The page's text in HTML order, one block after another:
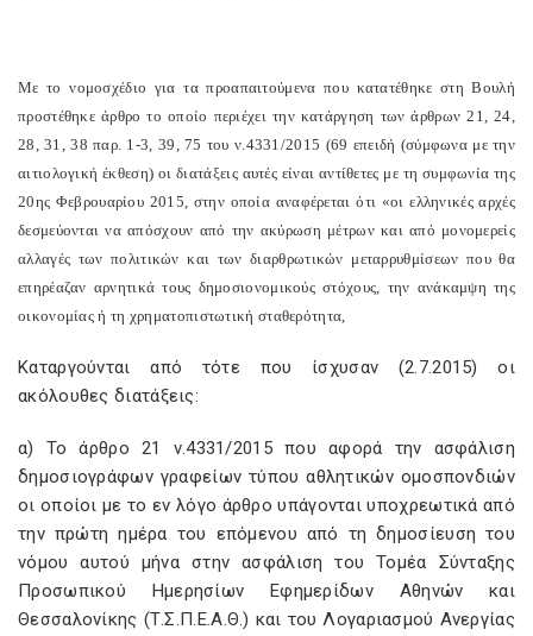
Με το νομοσχέδιο για τα προαπαιτούμενα που κατατέθηκε στη Βουλή
προστέθηκε άρθρο το οποίο περιέχει την κατάργηση των άρθρων 21, 24,
28, 31, 38 παρ. 1-3, 39, 75 του ν.4331/2015 (69 επειδή (σύμφωνα με την
αιτιολογική έκθεση) οι διατάξεις αυτές είναι αντίθετες με τη συμφωνία της
20ης Φεβρουαρίου 2015, στην οποία αναφέρεται ότι «οι ελληνικές αρχές
δεσμεύονται να απόσχουν από την ακύρωση μέτρων και από μονομερείς
αλλαγές των πολιτικών και των διαρθρωτικών μεταρρυθμίσεων που θα
επηρέαζαν αρνητικά τους δημοσιονομικούς στόχους, την ανάκαμψη της
οικονομίας ή τη χρηματοπιστωτική σταθερότητα,
Καταργούνται από τότε που ίσχυσαν (2.7.2015) οι
ακόλουθες διατάξεις:
α) Το άρθρο 21 ν.4331/2015 που αφορά την ασφάλιση
δημοσιογράφων γραφείων τύπου αθλητικών ομοσπονδιών
οι οποίοι με το εν λόγο άρθρο υπάγονται υποχρεωτικά από
την πρώτη ημέρα του επόμενου από τη δημοσίευση του
νόμου αυτού μήνα στην ασφάλιση του Τομέα Σύνταξης
Προσωπικού Ημερησίων Εφημερίδων Αθηνών και
Θεσσαλονίκης (Τ.Σ.Π.Ε.Α.Θ.) και του Λογαριασμού Ανεργίας